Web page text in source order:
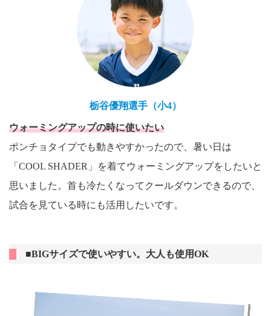
栃谷優翔選手（小4）
ウォーミングアップの時に使いたい
ポンチョタイプでも動きやすかったので、暑い日は
「COOL SHADER」を着てウォーミングアップをしたいと
思いました。首も冷たくなってクールダウンできるので、
試合を見ている時にも活用したいです。
■BIGサイズで使いやすい。大人も使用OK